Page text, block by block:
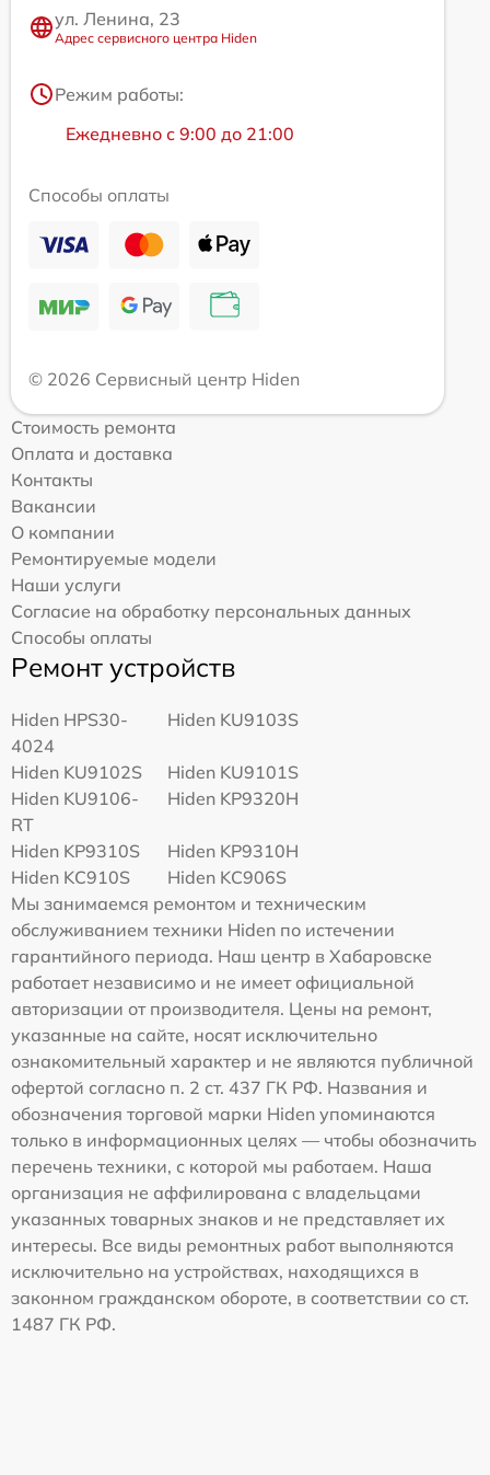
ул. Ленина, 23
Адрес сервисного центра Hiden
Режим работы:
Ежедневно с 9:00 до 21:00
Способы оплаты
© 2026 Сервисный центр Hiden
Стоимость ремонта
Оплата и доставка
Контакты
Вакансии
О компании
Ремонтируемые модели
Наши услуги
Согласие на обработку персональных данных
Способы оплаты
Ремонт устройств
Hiden HPS30-
4024
Hiden KU9103S
Hiden KU9102S
Hiden KU9101S
Hiden KU9106-
RT
Hiden KP9320H
Hiden KP9310S
Hiden KP9310H
Hiden KC910S
Hiden KC906S
Мы занимаемся ремонтом и техническим
обслуживанием техники Hiden по истечении
гарантийного периода. Наш центр в Хабаровске
работает независимо и не имеет официальной
авторизации от производителя. Цены на ремонт,
указанные на сайте, носят исключительно
ознакомительный характер и не являются публичной
офертой согласно п. 2 ст. 437 ГК РФ. Названия и
обозначения торговой марки Hiden упоминаются
только в информационных целях — чтобы обозначить
перечень техники, с которой мы работаем. Наша
организация не аффилирована с владельцами
указанных товарных знаков и не представляет их
интересы. Все виды ремонтных работ выполняются
исключительно на устройствах, находящихся в
законном гражданском обороте, в соответствии со ст.
1487 ГК РФ.